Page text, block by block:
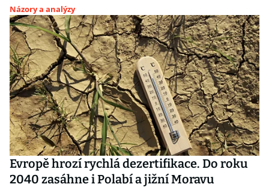
Názory a analýzy
Evropě hrozí rychlá dezertifikace. Do roku
2040 zasáhne i Polabí a jižní Moravu